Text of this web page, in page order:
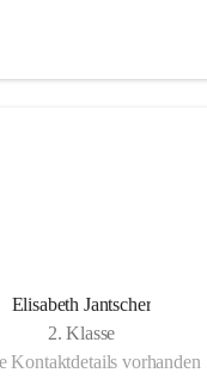
Elisabeth Jantscher
2. Klasse
Kontaktdetails vorhanden